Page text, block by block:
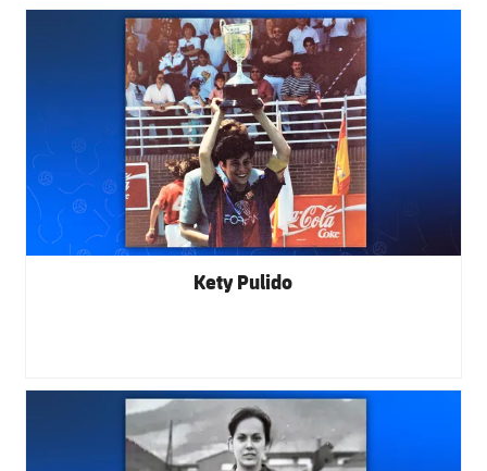
FC Barcelona club badge
Kety Pulido
FC Barcelona club badge